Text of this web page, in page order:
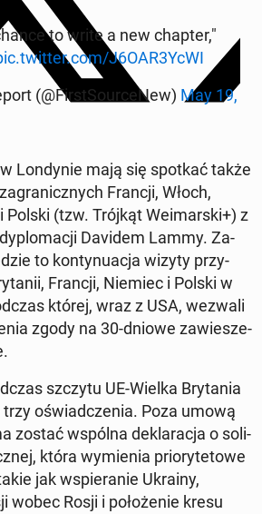
to write a new chapter,"
J6OAR3YcWI
(@First­Source­New) May 19,
Lon­dynie mają się spotkać także
Francji, Włoch,
Polski (tzw. Trójkąt Weimars­ki+) z
Davidem Lammy. Za­
to kon­tynu­ac­ja wizyty przy­
Francji, Niemiec i Polski w
której, wraz z USA, wezwali
zgody na 30-dniowe za­w­iesze­
szczytu UE-Wielka Bry­ta­nia
trzy oświad­czenia. Poza umową
zostać wspólna deklarac­ja o sol­i­
która wymienia pri­o­ry­te­towe
jak wspieranie Ukrainy,
wobec Rosji i położe­nie kresu